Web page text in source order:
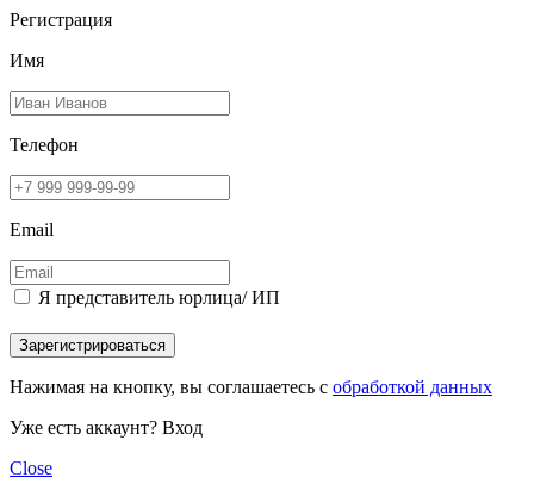
Регистрация
Имя
Телефон
Email
Я представитель юрлица/ ИП
Зарегистрироваться
Нажимая на кнопку, вы соглашаетесь с обработкой данных
Уже есть аккаунт? Вход
Close